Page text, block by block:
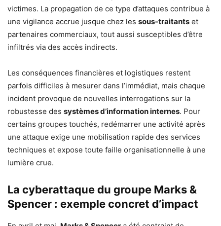
victimes. La propagation de ce type d’attaques contribue à
une vigilance accrue jusque chez les sous-traitants et
partenaires commerciaux, tout aussi susceptibles d’être
infiltrés via des accès indirects.
Les conséquences financières et logistiques restent
parfois difficiles à mesurer dans l’immédiat, mais chaque
incident provoque de nouvelles interrogations sur la
robustesse des systèmes d’information internes. Pour
certains groupes touchés, redémarrer une activité après
une attaque exige une mobilisation rapide des services
techniques et expose toute faille organisationnelle à une
lumière crue.
La cyberattaque du groupe Marks &
Spencer : exemple concret d’impact